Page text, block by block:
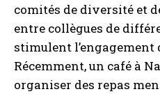
comités de diversité et
entre collègues de
stimulent l’engagement
Récemment, un café à
organiser des repas